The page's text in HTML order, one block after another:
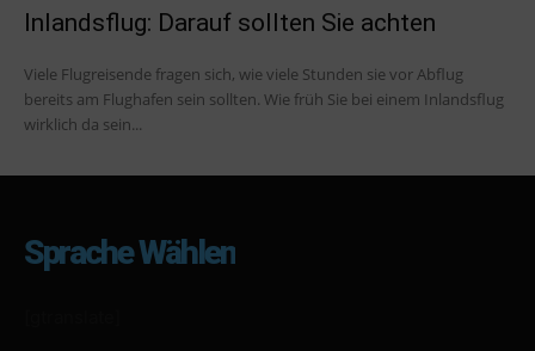
Inlandsflug: Darauf sollten Sie achten
Viele Flugreisende fragen sich, wie viele Stunden sie vor Abflug
bereits am Flughafen sein sollten. Wie früh Sie bei einem Inlandsflug
wirklich da sein...
Sprache Wählen